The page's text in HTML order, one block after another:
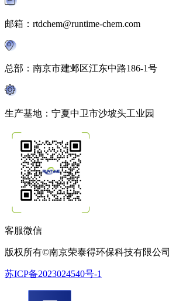
邮箱：rtdchem@runtime-chem.com
总部：南京市建邺区江东中路186-1号
生产基地：宁夏中卫市沙坡头工业园
客服微信
版权所有©南京荣泰得环保科技有限公司
苏ICP备2023024540号-1